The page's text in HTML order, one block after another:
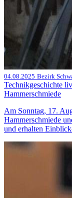
04.08.2025 Bezirk
Technikgeschichte
Hammerschmiede
Am Sonntag, 17.
Hammerschmiede
und erhalten